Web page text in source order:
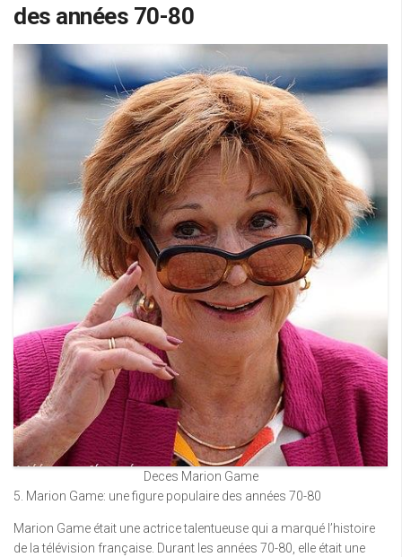
des années 70-80
Deces Marion Game
5. Marion Game: une figure populaire des années 70-80
Marion Game était une actrice talentueuse qui a marqué l’histoire
de la télévision française. Durant les années 70-80, elle était une